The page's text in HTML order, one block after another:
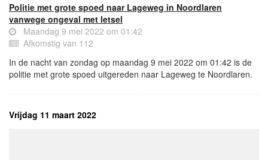
Politie met grote spoed naar Lageweg in Noordlaren
vanwege ongeval met letsel
Maandag 9 mei 2022 om 01:42
Afkomstig van 112
In de nacht van zondag op maandag 9 mei 2022 om 01:42 is de
politie met grote spoed uitgereden naar Lageweg te Noordlaren.
Vrijdag 11 maart 2022